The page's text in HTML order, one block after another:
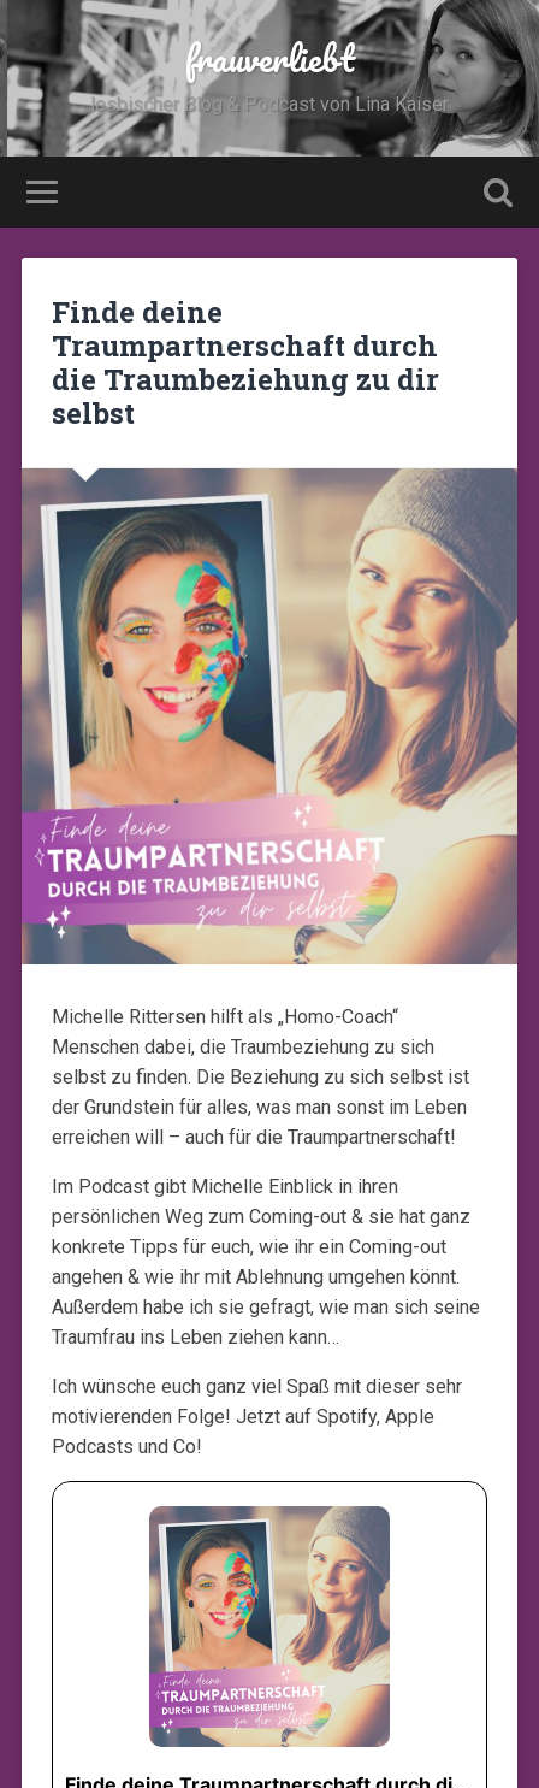
frauverliebt
lesbischer Blog & Podcast von Lina Kaiser
Finde deine
Traumpartnerschaft durch
die Traumbeziehung zu dir
selbst
Michelle Rittersen hilft als „Homo-Coach“
Menschen dabei, die Traumbeziehung zu sich
selbst zu finden. Die Beziehung zu sich selbst ist
der Grundstein für alles, was man sonst im Leben
erreichen will – auch für die Traumpartnerschaft!
Im Podcast gibt Michelle Einblick in ihren
persönlichen Weg zum Coming-out & sie hat ganz
konkrete Tipps für euch, wie ihr ein Coming-out
angehen & wie ihr mit Ablehnung umgehen könnt.
Außerdem habe ich sie gefragt, wie man sich seine
Traumfrau ins Leben ziehen kann…
Ich wünsche euch ganz viel Spaß mit dieser sehr
motivierenden Folge! Jetzt auf Spotify, Apple
Podcasts und Co!